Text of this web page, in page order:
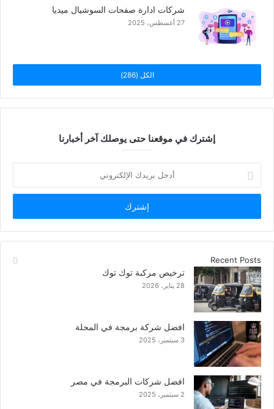
شركات ادارة صفحات السوشيال ميديا
27 أغسطس، 2025
الكل (286)
إشترك في موقعنا حتى يوصلك آخر أخبارنا
بريدك
الإلكتروني
Recent Posts
ترخيص مركبة توك توك
28 يناير، 2026
افضل شركة برمجة في المحلة
3 سبتمبر، 2025
افضل شركات البرمجة في مصر
2 سبتمبر، 2025